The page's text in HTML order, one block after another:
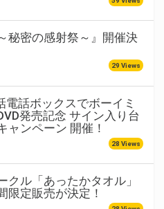
秘密の感射祭～』開催決
29 Views
電話ボックスでボーイミ
発売記念 サイン入り台
ャンペーン 開催！
28 Views
クル「あったかタオル」
限定販売が決定！